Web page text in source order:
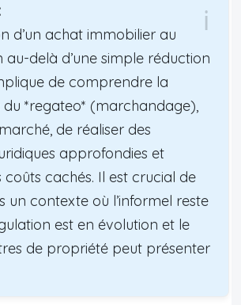
d’un achat immobilier au
au-delà d’une simple réduction
de comprendre la
*regateo* (marchandage),
de réaliser des
approfondies et
coûts cachés. Il est crucial de
un contexte où l’informel reste
est en évolution et le
de propriété peut présenter